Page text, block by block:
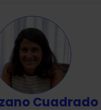
Cuadrado